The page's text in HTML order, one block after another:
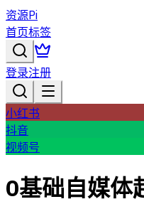
资源Pi
首页标签
登录注册
小红书
抖音
视频号
0基础自媒体